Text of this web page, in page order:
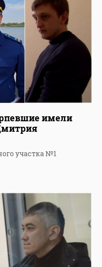
имели
участка №1